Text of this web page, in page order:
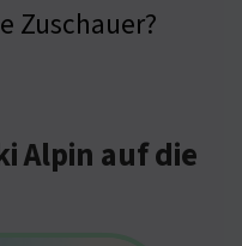
Zuschauer?
Alpin auf die